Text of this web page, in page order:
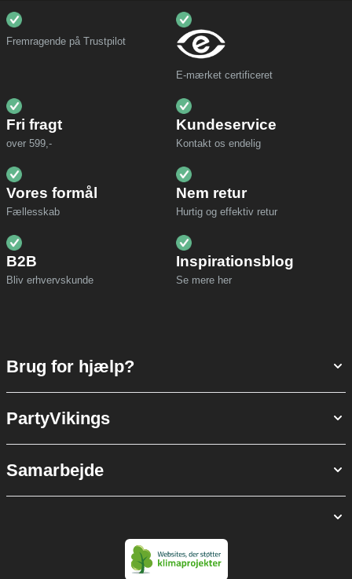
Fremragende på Trustpilot
E-mærket certificeret
Fri fragt
over 599,-
Kundeservice
Kontakt os endelig
Vores formål
Fællesskab
Nem retur
Hurtig og effektiv retur
B2B
Bliv erhvervskunde
Inspirationsblog
Se mere her
Brug for hjælp?
PartyVikings
Samarbejde